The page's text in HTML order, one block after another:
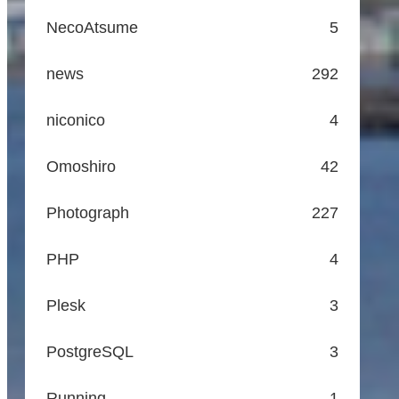
NecoAtsume 5
news 292
niconico 4
Omoshiro 42
Photograph 227
PHP 4
Plesk 3
PostgreSQL 3